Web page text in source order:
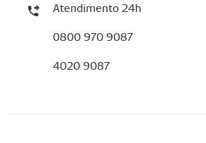
Atendimento 24h
0800 970 9087
4020 9087